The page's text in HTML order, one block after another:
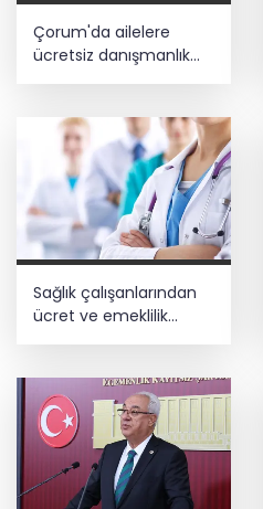
Çorum'da ailelere
ücretsiz danışmanlık
Sağlık çalışanlarından
ücret ve emeklilik
reformu çağrısı